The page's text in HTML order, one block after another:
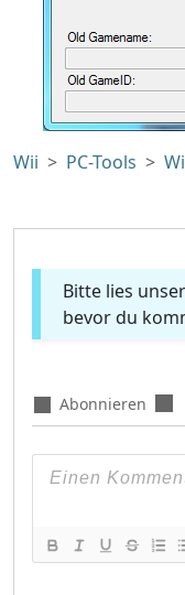
Wii PC-Tools
Bitte lies
bevor du
Abonnieren